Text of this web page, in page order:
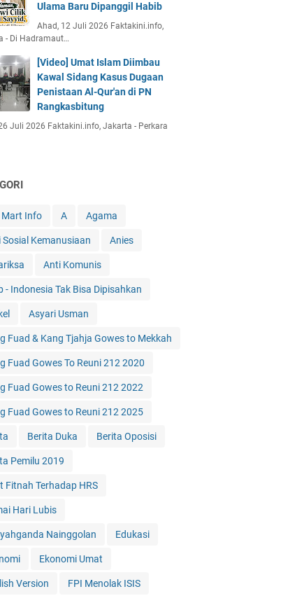
Ulama Baru Dipanggil Habib
Ahad, 12 Juli 2026 Faktakini.info,
- Di Hadramaut…
[Video] Umat Islam Diimbau
Kawal Sidang Kasus Dugaan
Penistaan Al-Qur'an di PN
Rangkasbitung
Juli 2026 Faktakini.info, Jakarta - Perkara
Mart Info A Agama
Sosial Kemanusiaan Anies
Anti Komunis
- Indonesia Tak Bisa Dipisahkan
Asyari Usman
Fuad & Kang Tjahja Gowes to Mekkah
Fuad Gowes To Reuni 212 2020
Fuad Gowes to Reuni 212 2022
Fuad Gowes to Reuni 212 2025
Berita Duka Berita Oposisi
Pemilu 2019
Fitnah Terhadap HRS
Hari Lubis
Nainggolan Edukasi
Ekonomi Umat
Version FPI Menolak ISIS